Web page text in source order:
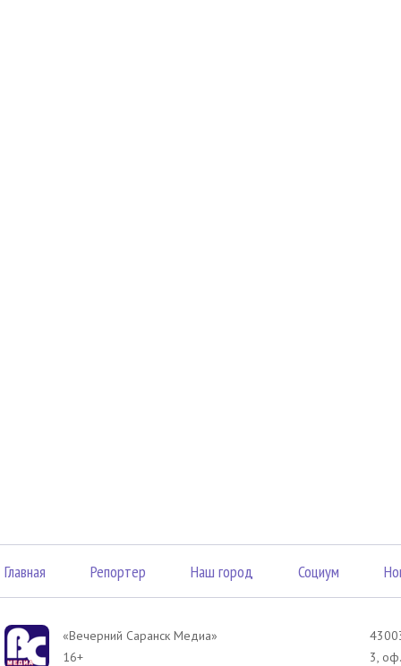
Главная Репортер Наш город Социум
«Вечерний Саранск Mедиа»
16+
3,